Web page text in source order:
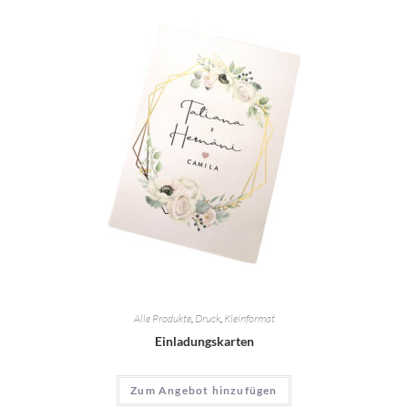
Alle Produkte, Druck, Kleinformat
Einladungskarten
Zum Angebot hinzufügen